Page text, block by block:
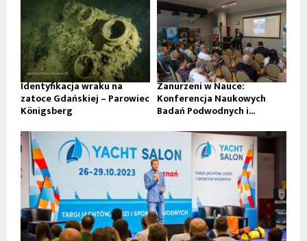
Identyfikacja wraku na
zatoce Gdańskiej – Parowiec
Königsberg
Zanurzeni w Nauce:
Konferencja Naukowych
Badań Podwodnych i...